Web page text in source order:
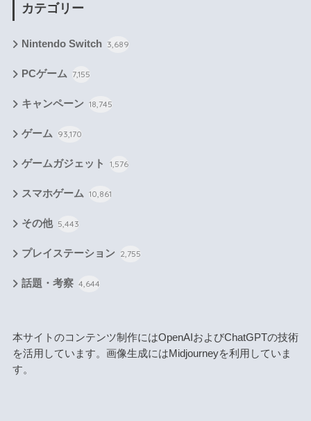
カテゴリー
Nintendo Switch 3,689
PCゲーム 7,155
キャンペーン 18,745
ゲーム 93,170
ゲームガジェット 1,576
スマホゲーム 10,861
その他 5,443
プレイステーション 2,755
話題・考察 4,644
本サイトのコンテンツ制作にはOpenAIおよびChatGPTの技術
を活用しています。画像生成にはMidjourneyを利用していま
す。